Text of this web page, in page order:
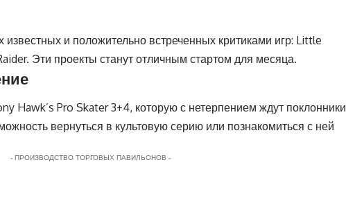
и положительно встреченных критиками игр: Little
Эти проекты станут отличным стартом для месяца.
Hawk’s Pro Skater 3+4, которую с нетерпением ждут поклонники
вернуться в культовую серию или познакомиться с ней
- ПРОИЗВОДСТВО ТОРГОВЫХ ПАВИЛЬОНОВ -